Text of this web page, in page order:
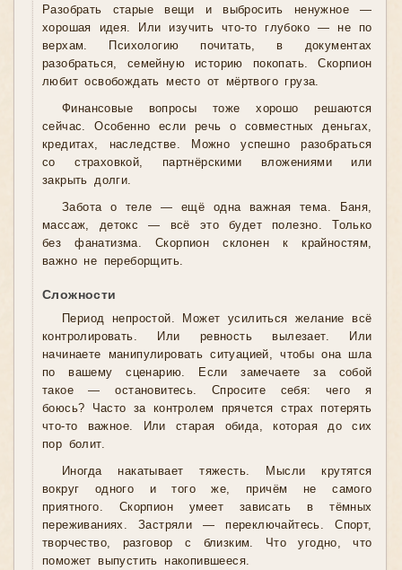
Разобрать старые вещи и выбросить ненужное —
хорошая идея. Или изучить что-то глубоко — не по
верхам. Психологию почитать, в документах
разобраться, семейную историю покопать. Скорпион
любит освобождать место от мёртвого груза.
Финансовые вопросы тоже хорошо решаются
сейчас. Особенно если речь о совместных деньгах,
кредитах, наследстве. Можно успешно разобраться
со страховкой, партнёрскими вложениями или
закрыть долги.
Забота о теле — ещё одна важная тема. Баня,
массаж, детокс — всё это будет полезно. Только
без фанатизма. Скорпион склонен к крайностям,
важно не переборщить.
Сложности
Период непростой. Может усилиться желание всё
контролировать. Или ревность вылезает. Или
начинаете манипулировать ситуацией, чтобы она шла
по вашему сценарию. Если замечаете за собой
такое — остановитесь. Спросите себя: чего я
боюсь? Часто за контролем прячется страх потерять
что-то важное. Или старая обида, которая до сих
пор болит.
Иногда накатывает тяжесть. Мысли крутятся
вокруг одного и того же, причём не самого
приятного. Скорпион умеет зависать в тёмных
переживаниях. Застряли — переключайтесь. Спорт,
творчество, разговор с близким. Что угодно, что
поможет выпустить накопившееся.